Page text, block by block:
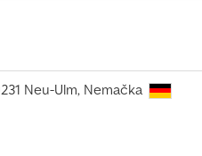
Neu-Ulm, Nemačka